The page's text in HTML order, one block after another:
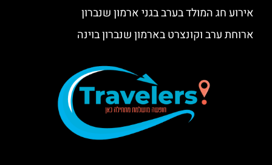
אירוע חג המולד בערב בגני ארמון שנברון
ארוחת ערב וקונצרט בארמון שנברון בוינה